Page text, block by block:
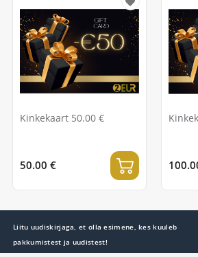
Kinkekaart 50.00 €
50.00 €
Liitu uudiskirjaga, et olla esimene, kes kuuleb
pakkumistest ja uudistest!